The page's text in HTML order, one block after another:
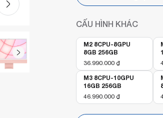
CẤU HÌNH KHÁC
M2 8CPU-8GPU
8GB 256GB
36.990.000 ₫
M3 8CPU-10GPU
16GB 256GB
46.990.000 ₫